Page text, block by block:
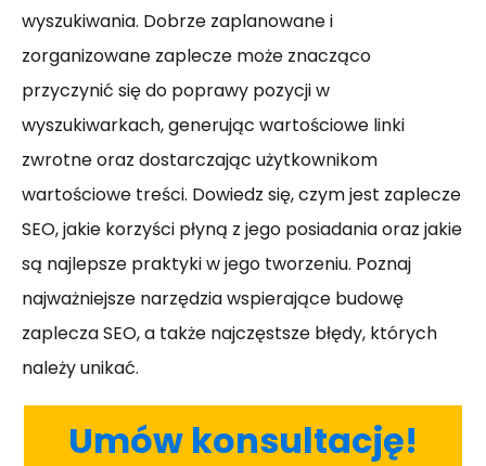
wyszukiwania. Dobrze zaplanowane i
zorganizowane zaplecze może znacząco
przyczynić się do poprawy pozycji w
wyszukiwarkach, generując wartościowe linki
zwrotne oraz dostarczając użytkownikom
wartościowe treści. Dowiedz się, czym jest zaplecze
SEO, jakie korzyści płyną z jego posiadania oraz jakie
są najlepsze praktyki w jego tworzeniu. Poznaj
najważniejsze narzędzia wspierające budowę
zaplecza SEO, a także najczęstsze błędy, których
należy unikać.
Umów konsultację!